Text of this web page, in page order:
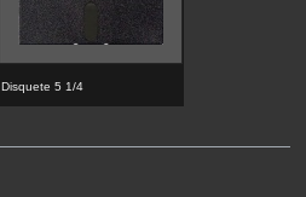
Disquete 5 1/4